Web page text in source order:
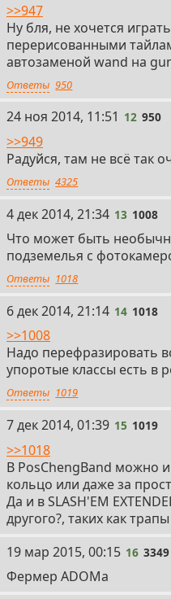
>>947
Ну бля, не хочется
перерисованными
автозаменой wand на
Ответы 950
12
24 ноя 2014, 11:51 12 950
>>949
Радуйся, там не всё так
Ответы 4325
13
4 дек 2014, 21:34 13 1008
Что может быть
подземелья с
Ответы 1018
14
6 дек 2014, 21:14 14 1018
>>1008
Надо перефразировать
упоротые классы есть в
Ответы 1019
15
7 дек 2014, 01:39 15 1019
>>1018
В PosChengBand можно
кольцо или даже за
Да и в SLASH'EM
другого?, таких как трапы
16
19 мар 2015, 00:15 16 3349
Фермер ADOMa